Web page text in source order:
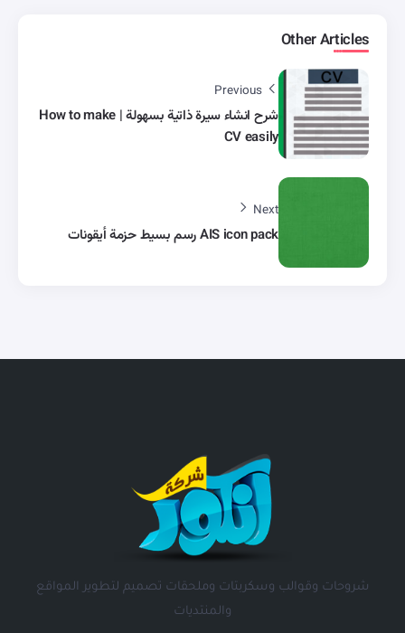
Other Articles
Previous
شرح انشاء سيرة ذاتية بسهولة | How to make
CV easily
Next
AIS icon pack رسم بسيط حزمة أيقونات
شروحات وقوالب وسكربتات وملحقات تصميم لتطوير المواقع
والمنتديات